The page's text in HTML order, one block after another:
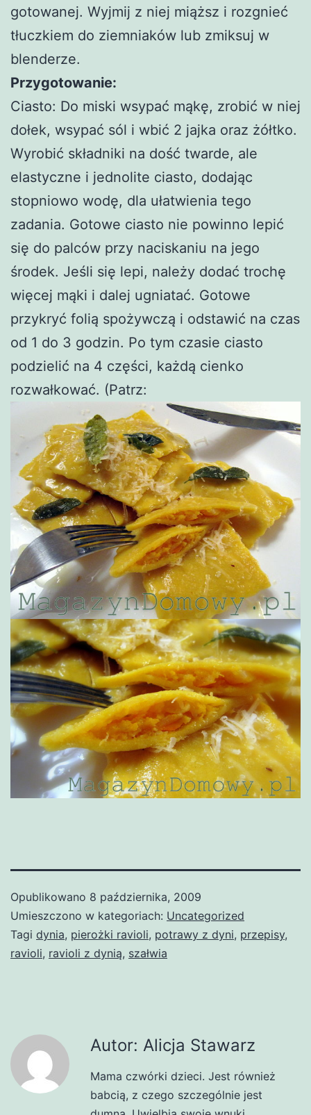
gotowanej. Wyjmij z niej miąższ i rozgnieć
tłuczkiem do ziemniaków lub zmiksuj w
blenderze.
Przygotowanie:
Ciasto: Do miski wsypać mąkę, zrobić w niej
dołek, wsypać sól i wbić 2 jajka oraz żółtko.
Wyrobić składniki na dość twarde, ale
elastyczne i jednolite ciasto, dodając
stopniowo wodę, dla ułatwienia tego
zadania. Gotowe ciasto nie powinno lepić
się do palców przy naciskaniu na jego
środek. Jeśli się lepi, należy dodać trochę
więcej mąki i dalej ugniatać. Gotowe
przykryć folią spożywczą i odstawić na czas
od 1 do 3 godzin. Po tym czasie ciasto
podzielić na 4 części, każdą cienko
rozwałkować. (Patrz:
Opublikowano 8 października, 2009
Umieszczono w kategoriach: Uncategorized
Tagi dynia, pierożki ravioli, potrawy z dyni, przepisy,
ravioli, ravioli z dynią, szałwia
Autor: Alicja Stawarz
Mama czwórki dzieci. Jest również
babcią, z czego szczególnie jest